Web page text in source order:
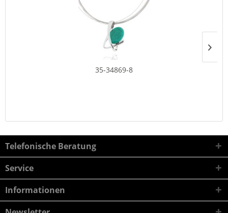
35-34869-8
Telefonische Beratung
Service
Informationen